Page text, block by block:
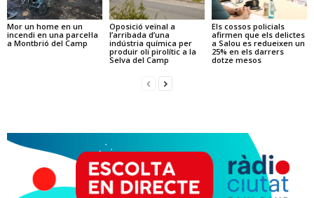
Mor un home en un
incendi en una parcel·la
a Montbrió del Camp
Oposició veïnal a
l’arribada d’una
indústria química per
produir oli pirolític a la
Selva del Camp
Els cossos policials
afirmen que els delictes
a Salou es redueixen un
25% en els darrers
dotze mesos